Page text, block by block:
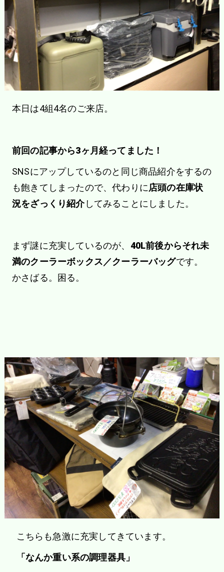
本日は4組4名のご来店。
前回の記事から3ヶ月経ってました！
SNSにアップしているのと同じ商品紹介をするの
も飽きてしまったので、代わりに店頭の在庫状
況をざっくり紹介してみることにしました。
まず謎に充実しているのが、 40L前後からそれ未
満のクーラーボックス／クーラーバッグです。
かさばる。困る。
こちらも急激に充実してきています。
「なんか重い系の調理器具」